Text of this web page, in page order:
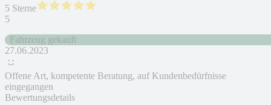
5 Sterne
5
Fahrzeug gekauft
27.06.2023
Offene Art, kompetente Beratung, auf Kundenbedürfnisse
eingegangen
Bewertungsdetails